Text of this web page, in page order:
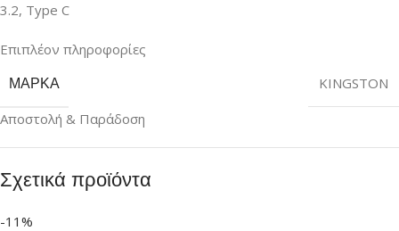
3.2, Type C
Επιπλέον πληροφορίες
ΜΆΡΚΑ
KINGSTON
Αποστολή & Παράδοση
Σχετικά προϊόντα
-11%